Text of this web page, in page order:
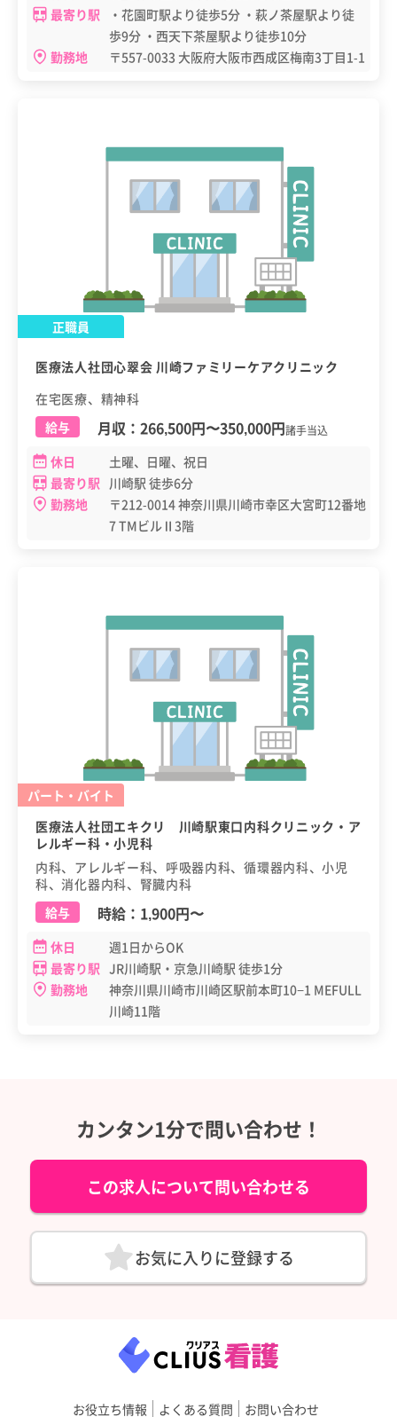
最寄り駅
・花園町駅より徒歩5分 ・萩ノ茶屋駅より徒
歩9分 ・西天下茶屋駅より徒歩10分
勤務地
〒557-0033 大阪府大阪市西成区梅南3丁目1-1
正職員
医療法人社団心翠会 川崎ファミリーケアクリニック
在宅医療、精神科
給与
月収： 266,500円〜350,000円諸手当込
休日
土曜、日曜、祝日
最寄り駅 川崎駅 徒歩6分
勤務地
〒212-0014 神奈川県川崎市幸区大宮町12番地
7 TMビルⅡ3階
パート・バイト
医療法人社団エキクリ 川崎駅東口内科クリニック・ア
レルギー科・小児科
内科、アレルギー科、呼吸器内科、循環器内科、小児
科、消化器内科、腎臓内科
給与
時給： 1,900円〜
休日
週1日からOK
最寄り駅 JR川崎駅・京急川崎駅 徒歩1分
勤務地
神奈川県川崎市川崎区駅前本町10−1 MEFULL
川崎11階
カンタン1分で問い合わせ！
この求人について問い合わせる
お気に入りに登録する
お役立ち情報 よくある質問 お問い合わせ